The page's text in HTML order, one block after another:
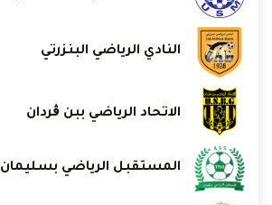
النادي الرياضي البنزرتي
الاتحاد الرياضي ببن ڨردان
المستقبل الرياضي بسليمان